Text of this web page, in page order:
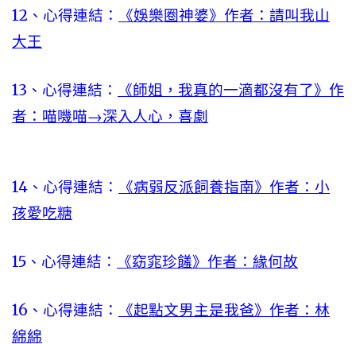
12、心得連結：
《娛樂圈神婆》作者：請叫我山
大王
13、心得連結：
《師姐，我真的一滴都沒有了》作
者：喵嘰喵→深入人心，喜劇
14、心得連結：
《病弱反派飼養指南》作者：小
孩愛吃糖
15、心得連結： 《窈窕珍饈》作者：緣何故
16、心得連結：
《起點文男主是我爸》作者：林
綿綿